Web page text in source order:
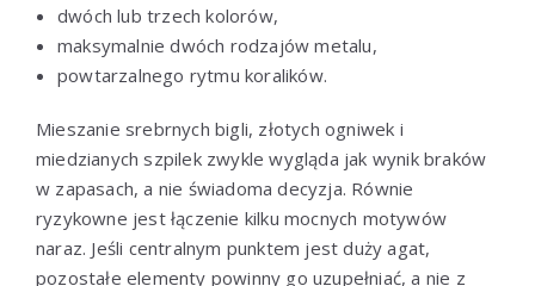
dwóch lub trzech kolorów,
maksymalnie dwóch rodzajów metalu,
powtarzalnego rytmu koralików.
Mieszanie srebrnych bigli, złotych ogniwek i
miedzianych szpilek zwykle wygląda jak wynik braków
w zapasach, a nie świadoma decyzja. Równie
ryzykowne jest łączenie kilku mocnych motywów
naraz. Jeśli centralnym punktem jest duży agat,
pozostałe elementy powinny go uzupełniać, a nie z